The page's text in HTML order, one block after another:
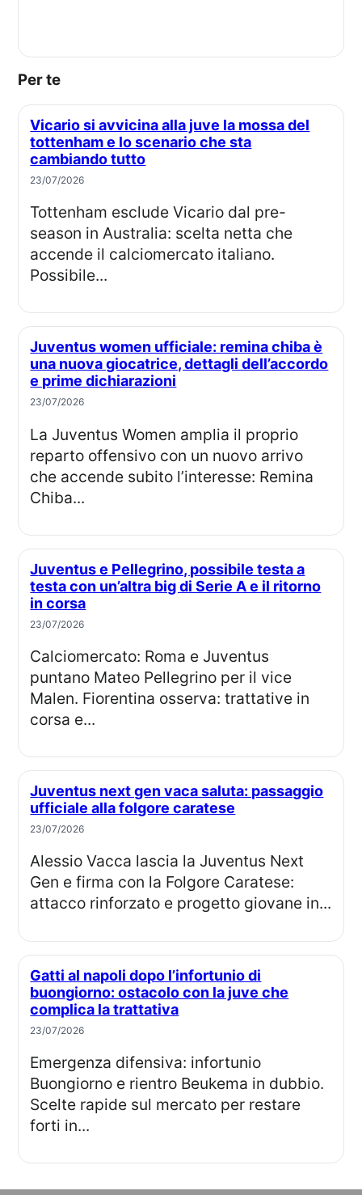
Per te
Vicario si avvicina alla juve la mossa del
tottenham e lo scenario che sta
cambiando tutto
23/07/2026
Tottenham esclude Vicario dal pre-
season in Australia: scelta netta che
accende il calciomercato italiano.
Possibile...
Juventus women ufficiale: remina chiba è
una nuova giocatrice, dettagli dell’accordo
e prime dichiarazioni
23/07/2026
La Juventus Women amplia il proprio
reparto offensivo con un nuovo arrivo
che accende subito l’interesse: Remina
Chiba...
Juventus e Pellegrino, possibile testa a
testa con un’altra big di Serie A e il ritorno
in corsa
23/07/2026
Calciomercato: Roma e Juventus
puntano Mateo Pellegrino per il vice
Malen. Fiorentina osserva: trattative in
corsa e...
Juventus next gen vaca saluta: passaggio
ufficiale alla folgore caratese
23/07/2026
Alessio Vacca lascia la Juventus Next
Gen e firma con la Folgore Caratese:
attacco rinforzato e progetto giovane in...
Gatti al napoli dopo l’infortunio di
buongiorno: ostacolo con la juve che
complica la trattativa
23/07/2026
Emergenza difensiva: infortunio
Buongiorno e rientro Beukema in dubbio.
Scelte rapide sul mercato per restare
forti in...